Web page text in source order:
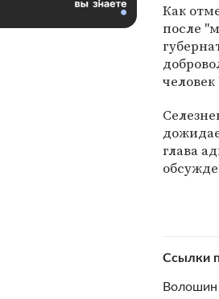
Как
после
глава
Ссылки
Волошин